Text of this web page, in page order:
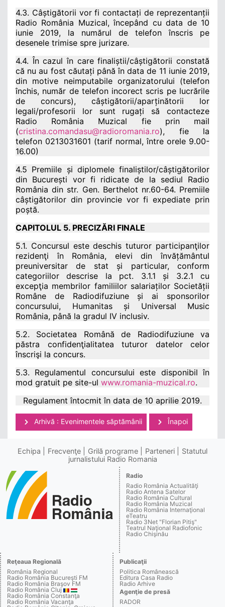
4.3. Câștigătorii vor fi contactați de reprezentanții
Radio România Muzical, începând cu data de 10
iunie 2019, la numărul de telefon înscris pe
desenele trimise spre jurizare.
4.4. În cazul în care finaliștii/câștigătorii constată
că nu au fost căutați până în data de 11 iunie 2019,
din motive neimputabile organizatorului (telefon
închis, număr de telefon incorect scris pe lucrările
de concurs), câștigătorii/aparținătorii lor
legali/profesorii lor sunt rugați să contacteze
Radio România Muzical fie prin mail
(cristina.comandasu@radioromania.ro), fie la
telefon 0213031601 (tarif normal, între orele 9.00-
16.00)
4.5 Premiile și diplomele finaliștilor/câștigătorilor
din București vor fi ridicate de la sediul Radio
România din str. Gen. Berthelot nr.60-64. Premiile
câștigătorilor din provincie vor fi expediate prin
poștă.
CAPITOLUL 5. PRECIZĂRI FINALE
5.1. Concursul este deschis tuturor participanţilor
rezidenţi în România, elevi din învățământul
preuniversitar de stat și particular, conform
categoriilor descrise la pct. 3.1.1 și 3.2.1 cu
excepţia membrilor familiilor salariaților Societății
Române de Radiodifuziune și ai sponsorilor
concursului, Humanitas și Universal Music
România, până la gradul IV inclusiv.
5.2. Societatea Română de Radiodifuziune va
păstra confidenţialitatea tuturor datelor celor
înscrişi la concurs.
5.3. Regulamentul concursului este disponibil în
mod gratuit pe site-ul www.romania-muzical.ro.
Regulament întocmit în data de 10 aprilie 2019.
Arhivă : Evenimentele săptămânii Înapoi
Echipa Frecvenţe Grilă programe Parteneri
Statutul
jurnalistului Radio Romania
Radio
Radio România Actualităţi
Radio Antena Satelor
Radio România Cultural
Radio România Muzical
Radio România Internaţional
eTeatru
Radio 3Net "Florian Pitiş"
Teatrul Naţional Radiofonic
Radio Chişinău
Reţeaua Regională
România Regional
Radio România Bucureşti FM
Radio România Braşov FM
Radio România Cluj
Radio România Constanţa
Radio România Vacanţa
Publicaţii
Politica Românească
Editura Casa Radio
Radio Arhive
Agenţie de presă
RADOR